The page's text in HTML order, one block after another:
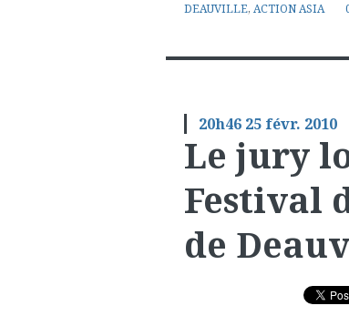
DEAUVILLE, ACTION ASIA
20h46 25 févr. 2010
Le jury
Festival
de